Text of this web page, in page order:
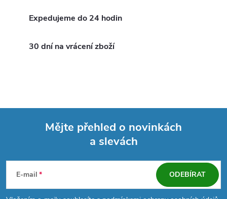
p
Expedujeme do 24 hodin
30 dní na vrácení zboží
Mějte přehled o novinkách
a slevách
E-mail ODEBÍRAT